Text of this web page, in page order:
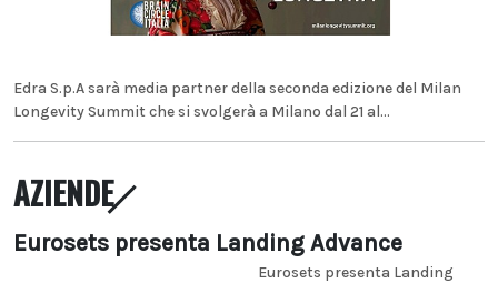
Edra S.p.A sarà media partner della seconda edizione del Milan
Longevity Summit che si svolgerà a Milano dal 21 al...
AZIENDE
Eurosets presenta Landing Advance
Eurosets presenta Landing